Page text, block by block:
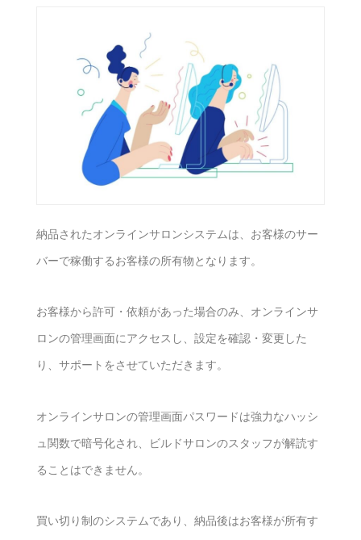
納品されたオンラインサロンシステムは、お客様のサー
バーで稼働するお客様の所有物となります。
お客様から許可・依頼があった場合のみ、オンラインサ
ロンの管理画面にアクセスし、設定を確認・変更した
り、サポートをさせていただきます。
オンラインサロンの管理画面パスワードは強力なハッシ
ュ関数で暗号化され、ビルドサロンのスタッフが解読す
ることはできません。
買い切り制のシステムであり、納品後はお客様が所有す